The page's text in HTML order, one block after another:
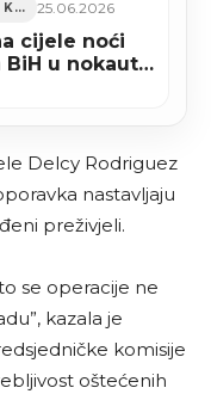
ZENIČKO-DOBOJSKI KANTON 25.06.2026
cijele noći
BiH u nokaut-
Delcy Rodriguez
nastavljaju
preživjeli.
se operacije ne
kazala je
komisije
oštećenih